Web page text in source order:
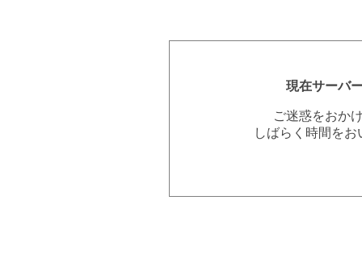
現在サーバ
ご迷惑をおか
しばらく時間を